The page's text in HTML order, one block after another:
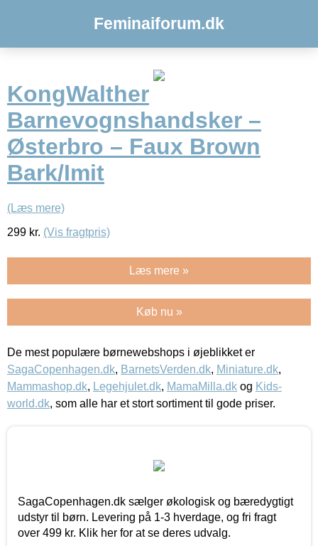
Feminaiforum.dk
KongWalther
Barnevognshandsker –
Østerbro – Faux Brown
Bark/Imit
(Læs mere)
299 kr. (Vis fragtpris)
Læs mere »
Køb nu »
De mest populære børnewebshops i øjeblikket er
SagaCopenhagen.dk, BarnetsVerden.dk, Miniature.dk,
Mammashop.dk, Legehjulet.dk, MamaMilla.dk og Kids-
world.dk, som alle har et stort sortiment til gode priser.
SagaCopenhagen.dk sælger økologisk og bæredygtigt
udstyr til børn. Levering på 1-3 hverdage, og fri fragt
over 499 kr. Klik her for at se deres udvalg.